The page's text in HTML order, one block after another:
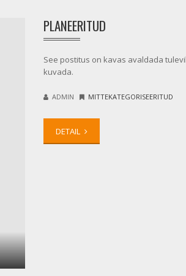
PLANEERITUD
See postitus on kavas avaldada
kuvada.
ADMIN MITTEKATEGORISEERITUD
DETAIL